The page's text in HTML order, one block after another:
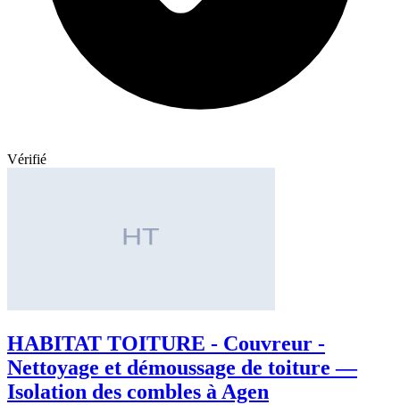
Vérifié
HABITAT TOITURE - Couvreur -
Nettoyage et démoussage de toiture —
Isolation des combles à Agen